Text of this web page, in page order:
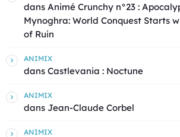
dans Animé Crunchy n°23 :
Mynoghra: World Conquest Starts
of Ruin
ANIMIX
dans Castlevania : Noctune
ANIMIX
dans Jean-Claude Corbel
ANIMIX